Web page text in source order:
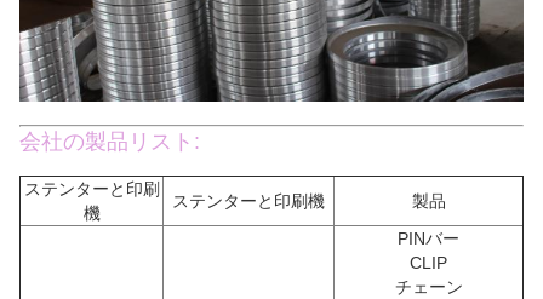
会社の製品リスト:
ステンターと印刷
機
ステンターと印刷機 製品
PINバー
CLIP
チェーン